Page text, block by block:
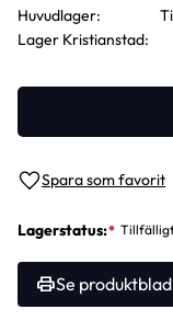
Lägg till i favoriter
Lagerstatus
Se produktblad
Huvudlager
Lager Kristianstad